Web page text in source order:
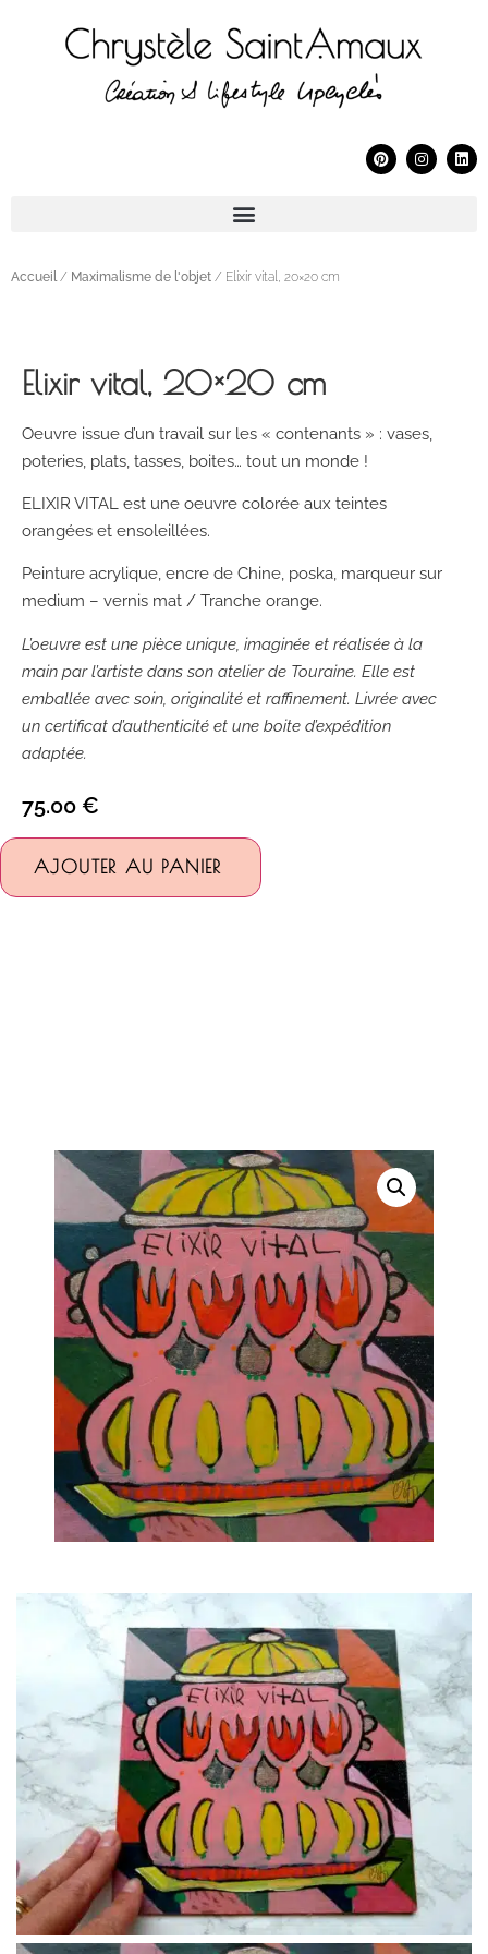
Accueil / Maximalisme de l'objet / Elixir vital, 20×20 cm
Elixir vital, 20×20 cm
Oeuvre issue d’un travail sur les « contenants » : vases,
poteries, plats, tasses, boites… tout un monde !
ELIXIR VITAL est une oeuvre colorée aux teintes
orangées et ensoleillées.
Peinture acrylique, encre de Chine, poska, marqueur sur
medium – vernis mat / Tranche orange.
L’oeuvre est une pièce unique, imaginée et réalisée à la
main par l’artiste dans son atelier de Touraine. Elle est
emballée avec soin, originalité et raffinement. Livrée avec
un certificat d’authenticité et une boite d’expédition
adaptée.
75.00 €
AJOUTER AU PANIER
Alternative: